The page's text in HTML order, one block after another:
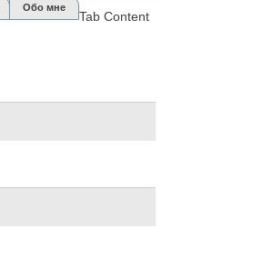
Обо мне
Tab Content